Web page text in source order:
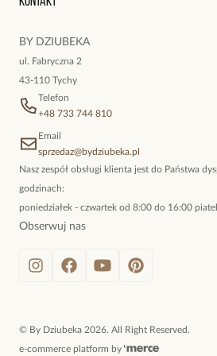
BY DZIUBEKA
ul. Fabryczna 2
43-110 Tychy
Telefon
+48 733 744 810
Email
sprzedaz@bydziubeka.pl
Nasz zespół obsługi klienta jest do Państwa
godzinach:
poniedziałek - czwartek od 8:00 do 16:00
Obserwuj nas
© By Dziubeka 2026. All Right Reserved.
e-commerce platform by